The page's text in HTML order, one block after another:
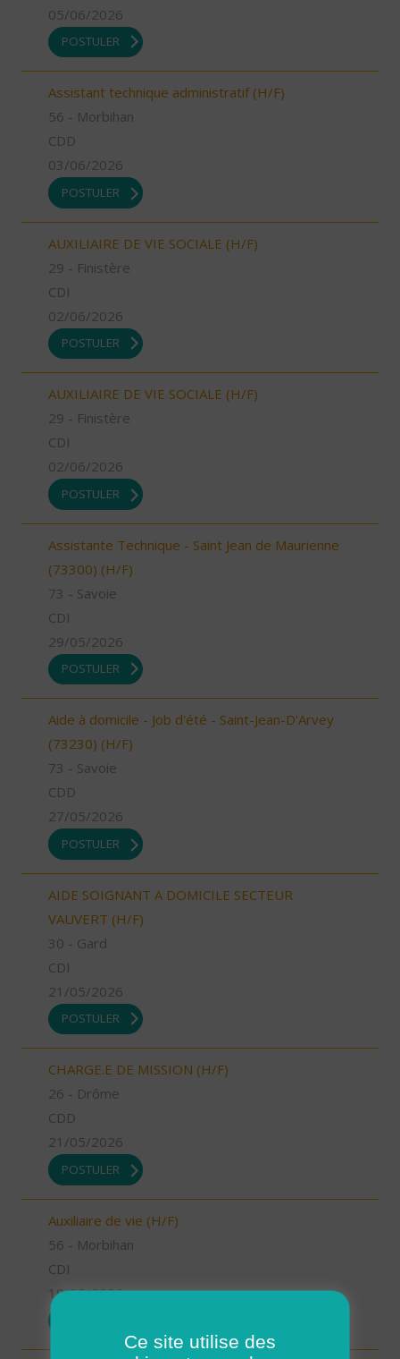
05/06/2026
POSTULER
Assistant technique administratif (H/F)
56 - Morbihan
CDD
03/06/2026
POSTULER
AUXILIAIRE DE VIE SOCIALE (H/F)
29 - Finistère
CDI
02/06/2026
POSTULER
AUXILIAIRE DE VIE SOCIALE (H/F)
29 - Finistère
CDI
02/06/2026
POSTULER
Assistante Technique - Saint Jean de Maurienne
(73300) (H/F)
73 - Savoie
CDI
29/05/2026
POSTULER
Aide à domicile - Job d'été - Saint-Jean-D'Arvey
(73230) (H/F)
73 - Savoie
CDD
27/05/2026
POSTULER
AIDE SOIGNANT A DOMICILE SECTEUR
VAUVERT (H/F)
30 - Gard
CDI
21/05/2026
POSTULER
CHARGE.E DE MISSION (H/F)
26 - Drôme
CDD
21/05/2026
POSTULER
Auxiliaire de vie (H/F)
56 - Morbihan
CDI
19/05/2026
Ce site utilise des